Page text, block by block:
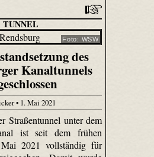
TUNNEL
Foto: WSW
des
Kanaltunnels
• 1. Mai 2021
Straßentunnel unter dem
ist seit dem frühen
2021 vollständig für